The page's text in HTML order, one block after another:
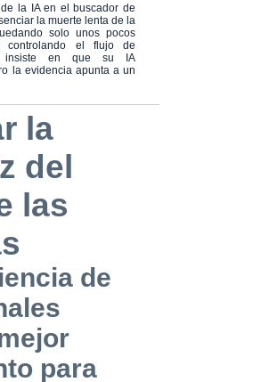
la IA en el buscador de
la muerte lenta de la
solo unos pocos
controlando el flujo de
insiste en que su IA
la evidencia apunta a un
la
del
las
de
para